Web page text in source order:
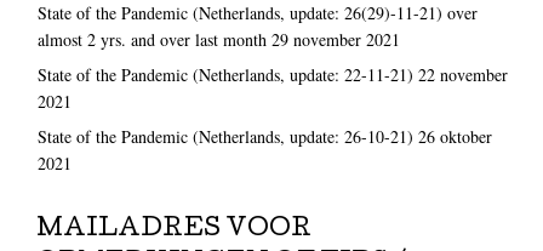
State of the Pandemic (Netherlands, update: 26(29)-11-21) over
almost 2 yrs. and over last month 29 november 2021
State of the Pandemic (Netherlands, update: 22-11-21) 22 november
2021
State of the Pandemic (Netherlands, update: 26-10-21) 26 oktober
2021
MAILADRES VOOR